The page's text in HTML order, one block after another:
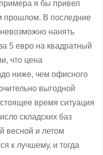
я бы привел
прошлом. В последние
нанять
5 евро на квадратный
что цена
ниже, чем офисного
выгодной
время ситуация
складских баз
весной и летом
к лучшему, и тогда